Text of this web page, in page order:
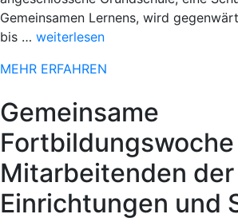
Gemeinsamen Lernens, wird
bis … „Sportlicher
beim
Paderborner
Osterlauf“
weiterlesen
MEHR ERFAHREN
Gemeinsame
Mitarbeitenden der
Einrichtungen und